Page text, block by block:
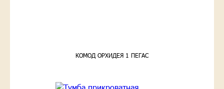
КОМОД ОРХИДЕЯ 1 ПЕГАС